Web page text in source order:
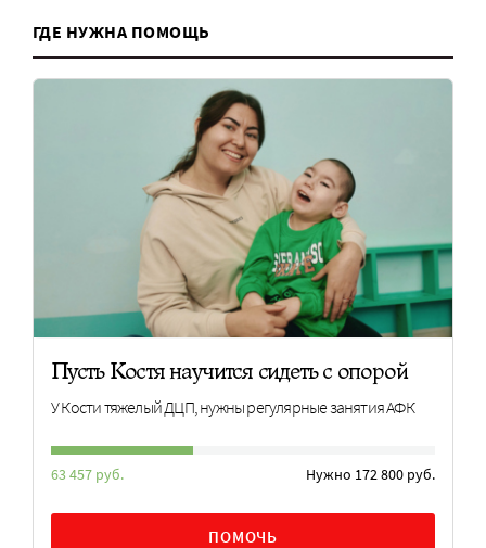
ГДЕ НУЖНА ПОМОЩЬ
Пусть Костя научится сидеть с опорой
У Кости тяжелый ДЦП, нужны регулярные занятия АФК
63 457 руб. Нужно 172 800 руб.
ПОМОЧЬ